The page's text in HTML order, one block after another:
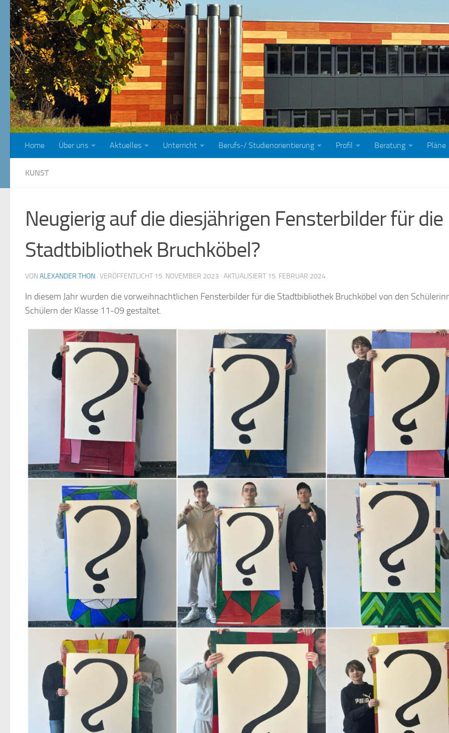
Zum Inhalt springen
Home Über uns Aktuelles Unterricht Berufs-/ Studienorientierung Profil Beratung Pläne
KUNST
Neugierig auf die diesjährigen Fensterbilder für die
Stadtbibliothek Bruchköbel?
VON ALEXANDER THON · VERÖFFENTLICHT 15. NOVEMBER 2023 · AKTUALISIERT 15. FEBRUAR 2024
In diesem Jahr wurden die vorweihnachtlichen Fensterbilder für die Stadtbibliothek Bruchköbel von den
Schülern der Klasse 11-09 gestaltet.